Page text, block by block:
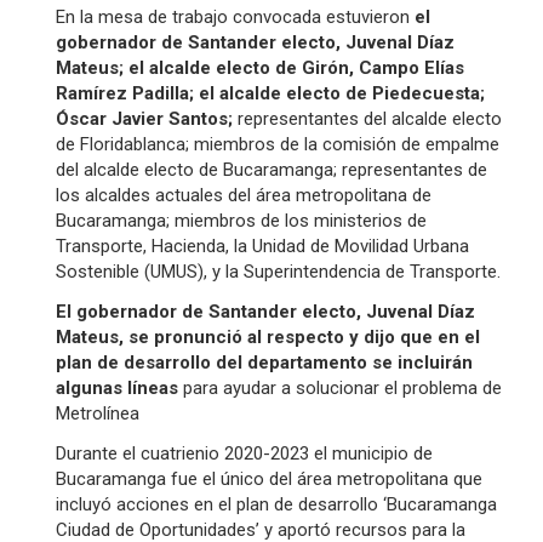
En la mesa de trabajo convocada estuvieron el
gobernador de Santander electo, Juvenal Díaz
Mateus; el alcalde electo de Girón, Campo Elías
Ramírez Padilla; el alcalde electo de Piedecuesta;
Óscar Javier Santos; representantes del alcalde electo
de Floridablanca; miembros de la comisión de empalme
del alcalde electo de Bucaramanga; representantes de
los alcaldes actuales del área metropolitana de
Bucaramanga; miembros de los ministerios de
Transporte, Hacienda, la Unidad de Movilidad Urbana
Sostenible (UMUS), y la Superintendencia de Transporte.
El gobernador de Santander electo, Juvenal Díaz
Mateus, se pronunció al respecto y dijo que en el
plan de desarrollo del departamento se incluirán
algunas líneaspara ayudar a solucionar el problema de
Metrolínea
Durante el cuatrienio 2020-2023 el municipio de
Bucaramanga fue el único del área metropolitana que
incluyó acciones en el plan de desarrollo ‘Bucaramanga
Ciudad de Oportunidades’ y aportó recursos para la